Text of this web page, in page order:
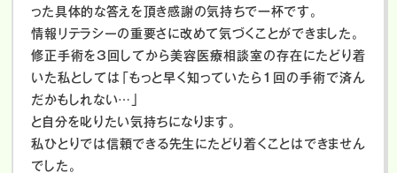
った具体的な答えを頂き感謝の気持ちで一杯です。
情報リテラシーの重要さに改めて気づくことができました。
修正手術を3回してから美容医療相談室の存在にたどり着
いた私としては「もっと早く知っていたら1回の手術で済ん
だかもしれない…」
と自分を叱りたい気持ちになります。
私ひとりでは信頼できる先生にたどり着くことはできません
でした。